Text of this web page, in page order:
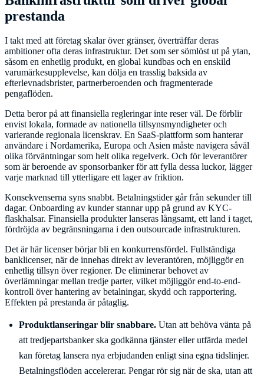
prestanda
I takt med att företag skalar över gränser, överträffar deras
ambitioner ofta deras infrastruktur. Det som ser sömlöst ut på ytan,
såsom en enhetlig produkt, en global kundbas och en enskild
varumärkesupplevelse, kan dölja en trasslig baksida av
efterlevnadsbrister, partnerberoenden och fragmenterade
pengaflöden.
Detta beror på att finansiella regleringar inte reser väl. De förblir
envist lokala, formade av nationella tillsynsmyndigheter och
varierande regionala licenskrav. En SaaS-plattform som hanterar
användare i Nordamerika, Europa och Asien måste navigera såväl
olika förväntningar som helt olika regelverk. Och för leverantörer
som är beroende av sponsorbanker för att fylla dessa luckor, lägger
varje marknad till ytterligare ett lager av friktion.
Konsekvenserna syns snabbt. Betalningstider går från sekunder till
dagar. Onboarding av kunder stannar upp på grund av KYC-
flaskhalsar. Finansiella produkter lanseras långsamt, ett land i taget,
fördröjda av begränsningarna i den outsourcade infrastrukturen.
Det är här licenser börjar bli en konkurrensfördel. Fullständiga
banklicenser, när de innehas direkt av leverantören, möjliggör en
enhetlig tillsyn över regioner. De eliminerar behovet av
överlämningar mellan tredje parter, vilket möjliggör end-to-end-
kontroll över hantering av betalningar, skydd och rapportering.
Effekten på prestanda är påtaglig.
Produktlanseringar blir snabbare. Utan att behöva vänta på
att tredjepartsbanker ska godkänna tjänster eller utfärda medel
kan företag lansera nya erbjudanden enligt sina egna tidslinjer.
Betalningsflöden accelererar. Pengar rör sig när de ska, utan att